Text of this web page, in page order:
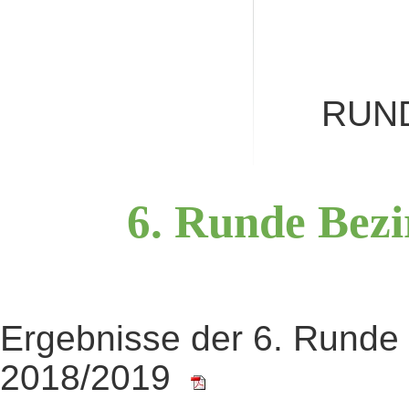
6. Runde
Ergebnisse der 6.
2018/2019